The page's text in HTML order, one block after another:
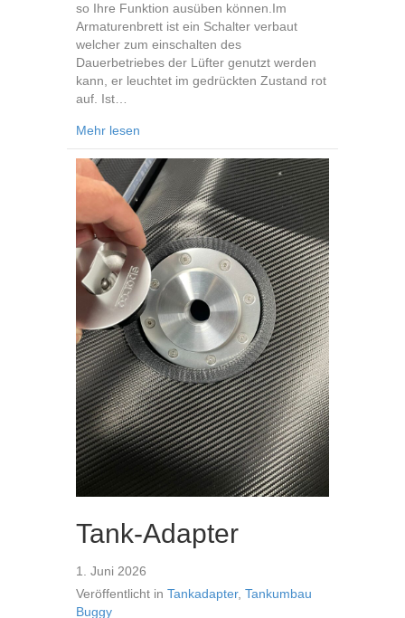
so Ihre Funktion ausüben können.Im
Armaturenbrett ist ein Schalter verbaut
welcher zum einschalten des
Dauerbetriebes der Lüfter genutzt werden
kann, er leuchtet im gedrückten Zustand rot
auf. Ist…
Mehr lesen
Tank-Adapter
1. Juni 2026
Veröffentlicht in Tankadapter, Tankumbau
Buggy